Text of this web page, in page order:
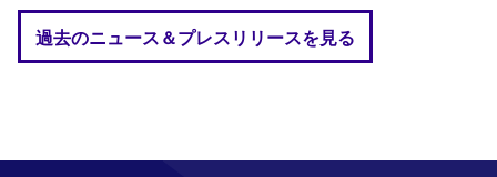
過去のニュース＆プレスリリースを見る